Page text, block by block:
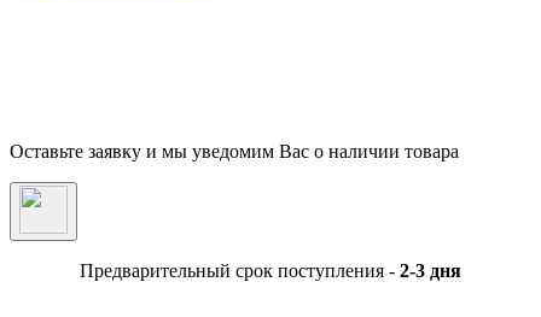
Оставьте заявку и мы уведомим Вас о наличии товара
Предварительный срок поступления - 2-3 дня